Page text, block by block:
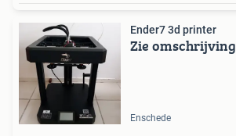
Ender7 3d printer
Zie omschrijving
Enschede